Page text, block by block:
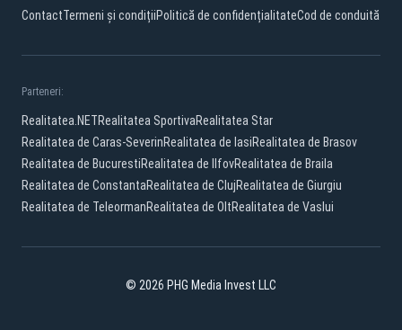
ContactTermeni și condițiiPolitică de confidențialitateCod de conduită
Parteneri:
Realitatea.NETRealitatea SportivaRealitatea Star
Realitatea de Caras-SeverinRealitatea de IasiRealitatea de Brasov
Realitatea de BucurestiRealitatea de IlfovRealitatea de Braila
Realitatea de ConstantaRealitatea de ClujRealitatea de Giurgiu
Realitatea de TeleormanRealitatea de OltRealitatea de Vaslui
© 2026 PHG Media Invest LLC